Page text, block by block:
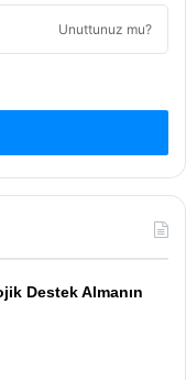
Unuttunuz mu?
Destek Almanın